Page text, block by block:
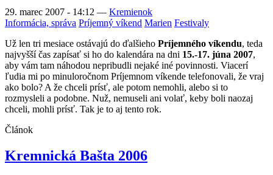
29. marec 2007 - 14:12 — Kremienok
Informácia, správa Príjemný víkend Marien Festivaly
Už len tri mesiace ostávajú do ďalšieho Príjemného víkendu, teda
najvyšší čas zapísať si ho do kalendára na dni 15.-17. júna 2007,
aby vám tam náhodou nepribudli nejaké iné povinnosti. Viacerí
ľudia mi po minuloročnom Príjemnom víkende telefonovali, že vraj
ako bolo? A že chceli prísť, ale potom nemohli, alebo si to
rozmysleli a podobne. Nuž, nemuseli ani volať, keby boli naozaj
chceli, mohli prísť. Tak je to aj tento rok.
Článok
Kremnická Bašta 2006